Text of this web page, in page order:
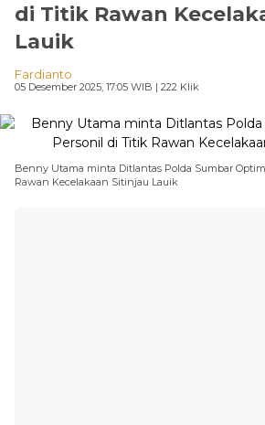
di Titik Rawan
Lauik
Fardianto
05 Desember 2025, 17:05 WIB | 222 Klik
Benny Utama minta Ditlantas Polda Sumbar
Rawan Kecelakaan Sitinjau Lauik